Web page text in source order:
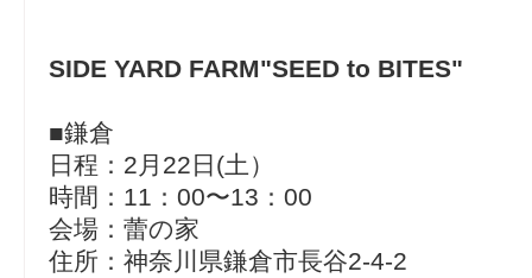
SIDE YARD FARM"SEED to BITES"
■鎌倉
日程：2月22日(土）
時間：11：00〜13：00
会場：蕾の家
住所：神奈川県鎌倉市長谷2-4-2